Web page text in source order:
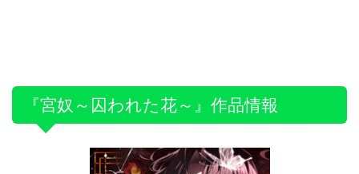
『宮奴～囚われた花～』作品情報